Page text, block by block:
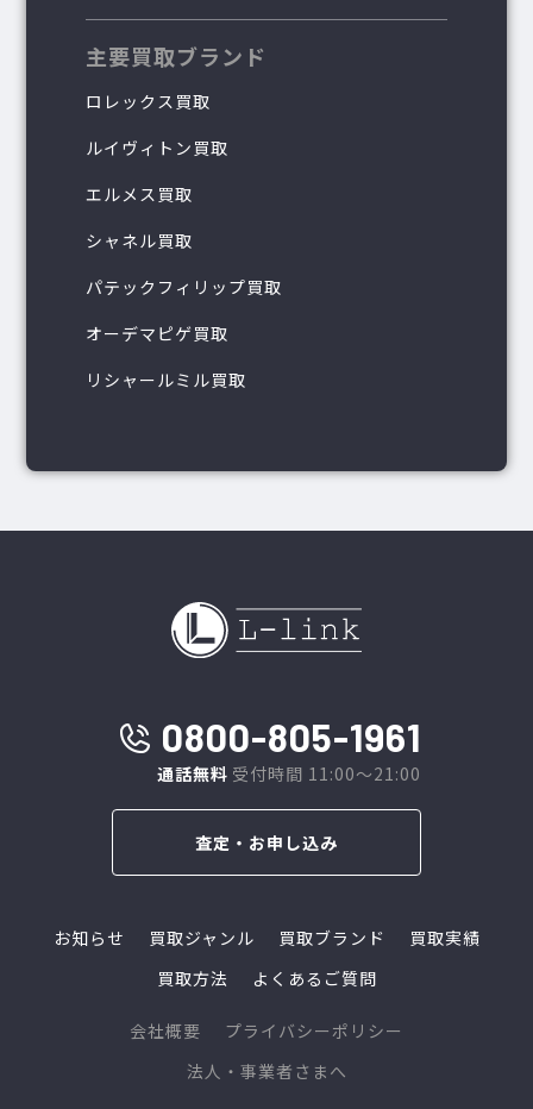
主要買取ブランド
ロレックス買取
ルイヴィトン買取
エルメス買取
シャネル買取
パテックフィリップ買取
オーデマピゲ買取
リシャールミル買取
0800-805-1961
通話無料 受付時間 11:00～21:00
査定・お申し込み
お知らせ 買取ジャンル 買取ブランド
買取実績
買取方法
よくあるご質問
会社概要
プライバシーポリシー
法人・事業者さまへ